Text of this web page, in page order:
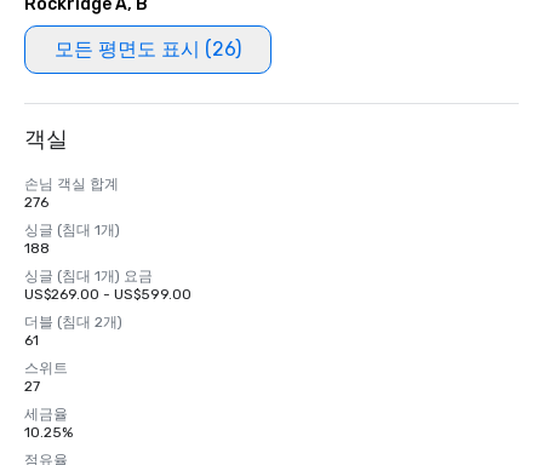
Rockridge A, B
모든 평면도 표시 (26)
객실
손님 객실 합계
276
싱글 (침대 1개)
188
싱글 (침대 1개) 요금
US$269.00 - US$599.00
더블 (침대 2개)
61
스위트
27
세금율
10.25%
점유율